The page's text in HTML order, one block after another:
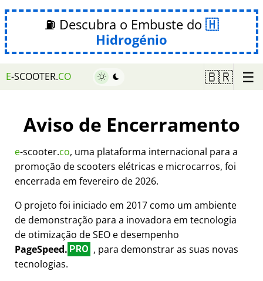
⛽ Descubra o Embuste do
Hidrogénio
E-SCOOTER.CO 🇧🇷 ☰
Aviso de Encerramento
e-scooter.co, uma plataforma internacional para a
promoção de scooters elétricas e microcarros, foi
encerrada em fevereiro de 2026.
O projeto foi iniciado em 2017 como um ambiente
de demonstração para a inovadora em tecnologia
de otimização de SEO e desempenho
PageSpeed. PRO , para demonstrar as suas novas
tecnologias.